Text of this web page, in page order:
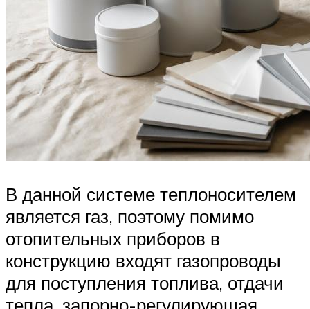
В данной системе теплоносителем
является газ, поэтому помимо
отопительных приборов в
конструкцию входят газопроводы
для поступления топлива, отдачи